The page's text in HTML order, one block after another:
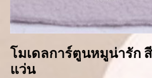
โมเดลการ์ตูนหมูน่ารัก
แว่น